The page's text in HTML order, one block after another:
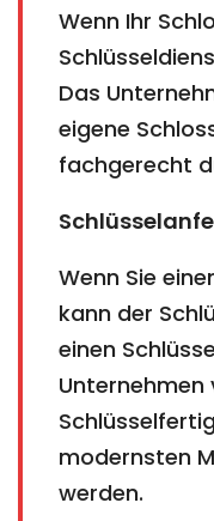
Wenn Ihr
Das
eigene
fachgerecht
Wenn Sie
kann der
einen
Unternehmen
modernsten
werden.